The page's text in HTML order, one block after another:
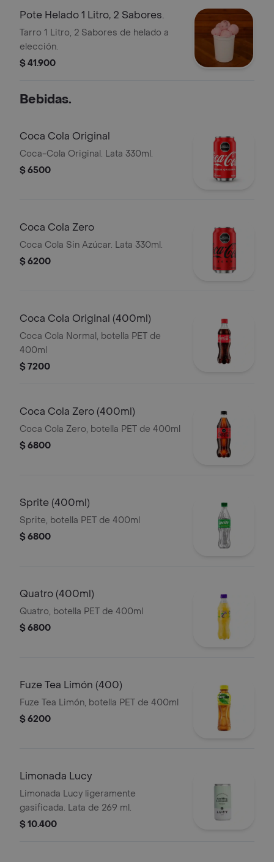
Pote Helado 1 Litro, 2 Sabores.
Tarro 1 Litro, 2 Sabores de helado a
elección.
$ 41.900
Bebidas.
Coca Cola Original
Coca-Cola Original. Lata 330ml.
$ 6500
Coca Cola Zero
Coca Cola Sin Azúcar. Lata 330ml.
$ 6200
Coca Cola Original (400ml)
Coca Cola Normal, botella PET de
400ml
$ 7200
Coca Cola Zero (400ml)
Coca Cola Zero, botella PET de 400ml
$ 6800
Sprite (400ml)
Sprite, botella PET de 400ml
$ 6800
Quatro (400ml)
Quatro, botella PET de 400ml
$ 6800
Fuze Tea Limón (400)
Fuze Tea Limón, botella PET de 400ml
$ 6200
Limonada Lucy
Limonada Lucy ligeramente
gasificada. Lata de 269 ml.
$ 10.400